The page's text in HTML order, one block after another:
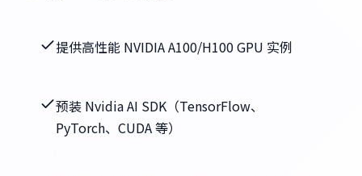
提供高性能 NVIDIA A100/H100 GPU 实例
预装 Nvidia AI SDK（TensorFlow、
PyTorch、CUDA 等）